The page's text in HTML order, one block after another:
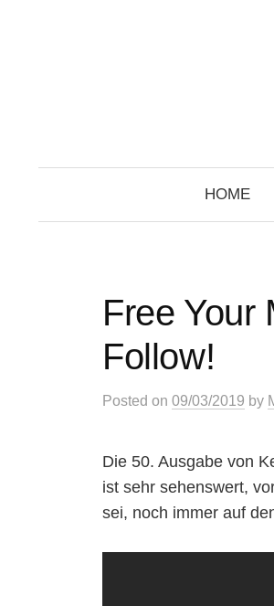
HOME
Free Your
Follow!
Posted on 09/03/2019 by
Die 50. Ausgabe von
ist sehr sehenswert,
sei, noch immer auf